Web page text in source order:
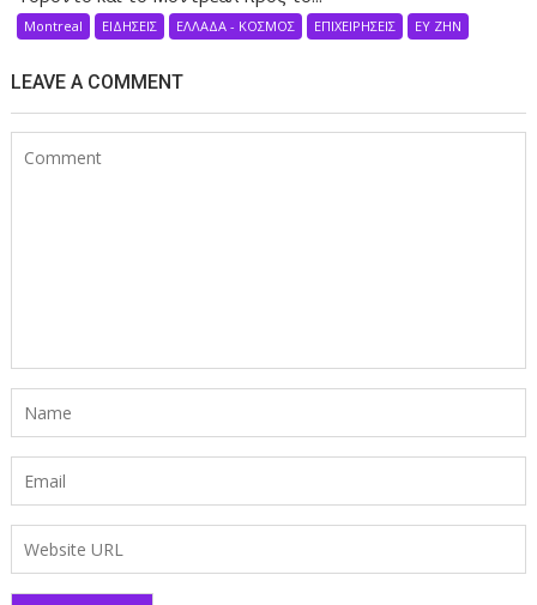
Montreal ΕΙΔΗΣΕΙΣ ΕΛΛΑΔΑ - ΚΟΣΜΟΣ ΕΠΙΧΕΙΡΗΣΕΙΣ ΕΥ ΖΗΝ
LEAVE A COMMENT